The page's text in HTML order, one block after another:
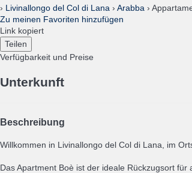
› Livinallongo del Col di Lana › Arabba ›
Zu meinen Favoriten hinzufügen
Link kopiert
Teilen
Verfügbarkeit und Preise
Unterkunft
Beschreibung
Willkommen in Livinallongo del Col di Lana, im
Das Apartment Boè ist der ideale Rückzugsort